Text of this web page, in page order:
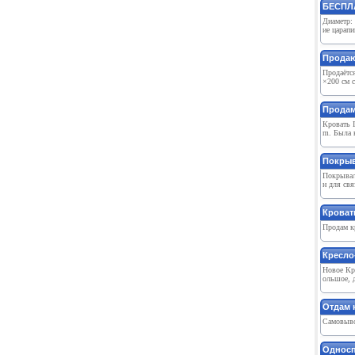
ие
×200 см
Кровать
m. Была
н для
Продам
Новое
ольшое,
Отдам